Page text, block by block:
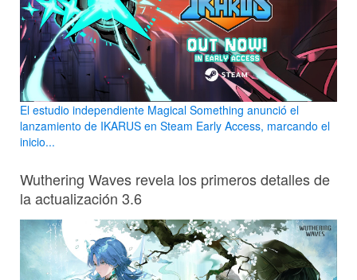
El estudio independiente Magical Something anunció el
lanzamiento de IKARUS en Steam Early Access, marcando el
inicio...
Wuthering Waves revela los primeros detalles de
la actualización 3.6